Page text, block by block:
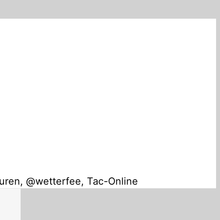
@wetterfee, Tac-Online